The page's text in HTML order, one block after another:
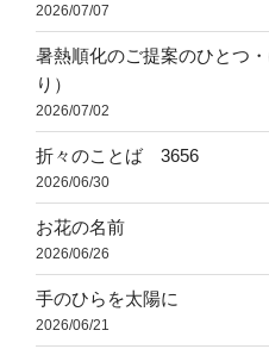
2026/07/07
暑熱順化のご提案のひとつ
り）
2026/07/02
折々のことば 3656
2026/06/30
お花の名前
2026/06/26
手のひらを太陽に
2026/06/21